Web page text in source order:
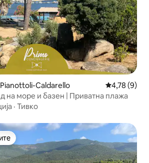
Caldarello Просечна
4,78 (9)
на море и базен | Приватна плажа
· Тивко